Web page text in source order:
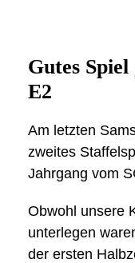
Gutes
E2
Am letzten
zweites
Jahrgang vom
Obwohl unsere
unterlegen
der ersten